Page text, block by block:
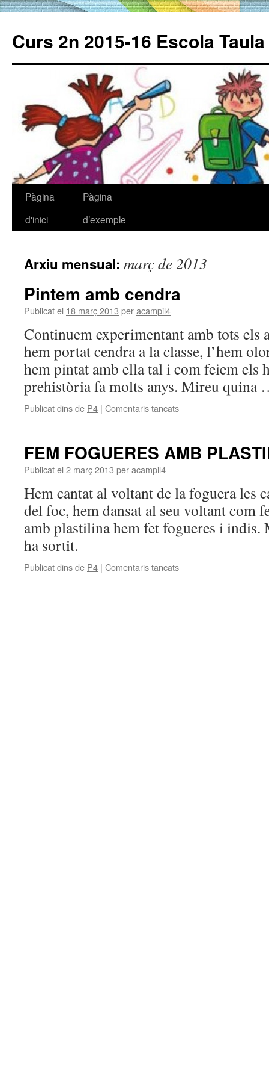
Curs 2n 2015-16 Escola
Vés
Pàgina
d'inici
Pàgina
d’exemple
Arxiu mensual: març de 2013
Pintem amb cendra
Publicat el 18 març 2013 peracampil4
Continuem experimentant amb tots els
hem portat cendra a la classe, l’hem
hem pintat amb ella tal i com feiem els
prehistòria fa molts anys. Mireu
Publicat dins de P4 | Comentaris tancats
cendra
FEM FOGUERES AMB
Publicat el 2 març 2013 peracampil4
Hem cantat al voltant de la foguera les
del foc, hem dansat al seu voltant com
amb plastilina hem fet fogueres i indis.
ha sortit.
Publicat dins de P4 | Comentaris tancats